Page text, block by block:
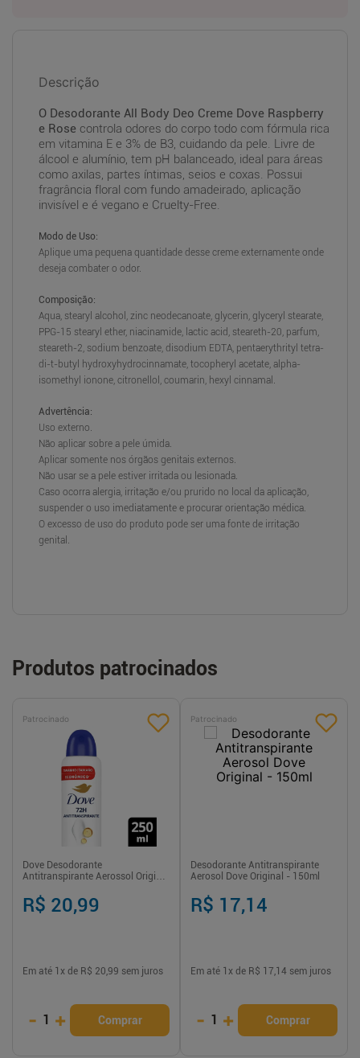
Descrição
O Desodorante All Body Deo Creme Dove Raspberry
e Rose controla odores do corpo todo com fórmula rica
em vitamina E e 3% de B3, cuidando da pele. Livre de
álcool e alumínio, tem pH balanceado, ideal para áreas
como axilas, partes íntimas, seios e coxas. Possui
fragrância floral com fundo amadeirado, aplicação
invisível e é vegano e Cruelty-Free.
Modo de Uso:
Aplique uma pequena quantidade desse creme externamente onde
deseja combater o odor.
Composição:
Aqua, stearyl alcohol, zinc neodecanoate, glycerin, glyceryl stearate,
PPG-15 stearyl ether, niacinamide, lactic acid, steareth-20, parfum,
steareth-2, sodium benzoate, disodium EDTA, pentaerythrityl tetra-
di-t-butyl hydroxyhydrocinnamate, tocopheryl acetate, alpha-
isomethyl ionone, citronellol, coumarin, hexyl cinnamal.
Advertência:
Uso externo.
Não aplicar sobre a pele úmida.
Aplicar somente nos órgãos genitais externos.
Não usar se a pele estiver irritada ou lesionada.
Caso ocorra alergia, irritação e/ou prurido no local da aplicação,
suspender o uso imediatamente e procurar orientação médica.
O excesso de uso do produto pode ser uma fonte de irritação
genital.
Produtos patrocinados
Patrocinado
Dove Desodorante
Antitranspirante Aerossol Original
prolongada
R$ 20,99
Em até 1 x de R$ 20,99 sem juros
- 1 + Comprar
Patrocinado
Desodorante Antitranspirante
Aerosol Dove Original - 150ml
R$ 17,14
Em até 1 x de R$ 17,14 sem juros
- 1 + Comprar